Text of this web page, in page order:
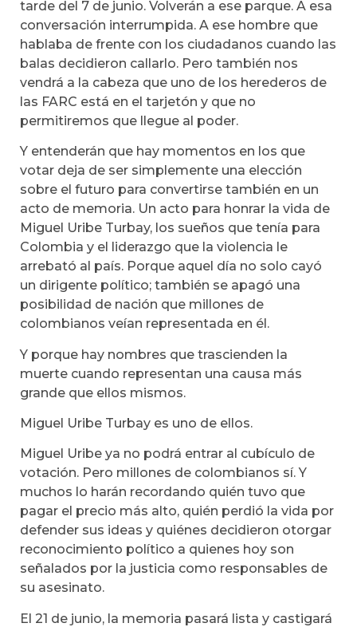
tarde del 7 de junio. Volverán a ese parque. A esa
conversación interrumpida. A ese hombre que
hablaba de frente con los ciudadanos cuando las
balas decidieron callarlo. Pero también nos
vendrá a la cabeza que uno de los herederos de
las FARC está en el tarjetón y que no
permitiremos que llegue al poder.
Y entenderán que hay momentos en los que
votar deja de ser simplemente una elección
sobre el futuro para convertirse también en un
acto de memoria. Un acto para honrar la vida de
Miguel Uribe Turbay, los sueños que tenía para
Colombia y el liderazgo que la violencia le
arrebató al país. Porque aquel día no solo cayó
un dirigente político; también se apagó una
posibilidad de nación que millones de
colombianos veían representada en él.
Y porque hay nombres que trascienden la
muerte cuando representan una causa más
grande que ellos mismos.
Miguel Uribe Turbay es uno de ellos.
Miguel Uribe ya no podrá entrar al cubículo de
votación. Pero millones de colombianos sí. Y
muchos lo harán recordando quién tuvo que
pagar el precio más alto, quién perdió la vida por
defender sus ideas y quiénes decidieron otorgar
reconocimiento político a quienes hoy son
señalados por la justicia como responsables de
su asesinato.
El 21 de junio, la memoria pasará lista y castigará